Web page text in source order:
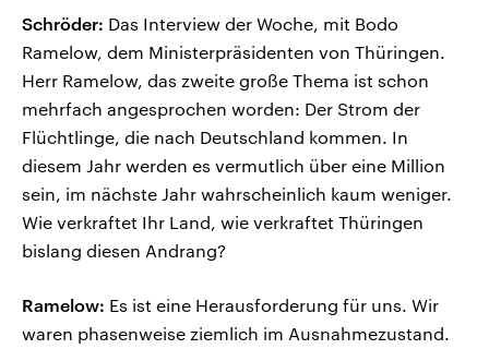
Schröder: Das Interview der Woche, mit Bodo
Ramelow, dem Ministerpräsidenten von Thüringen.
Herr Ramelow, das zweite große Thema ist schon
mehrfach angesprochen worden: Der Strom der
Flüchtlinge, die nach Deutschland kommen. In
diesem Jahr werden es vermutlich über eine Million
sein, im nächste Jahr wahrscheinlich kaum weniger.
Wie verkraftet Ihr Land, wie verkraftet Thüringen
bislang diesen Andrang?
Ramelow: Es ist eine Herausforderung für uns. Wir
waren phasenweise ziemlich im Ausnahmezustand.